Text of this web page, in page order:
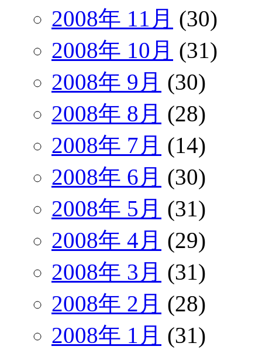
2008年 11月 (30)
2008年 10月 (31)
2008年 9月 (30)
2008年 8月 (28)
2008年 7月 (14)
2008年 6月 (30)
2008年 5月 (31)
2008年 4月 (29)
2008年 3月 (31)
2008年 2月 (28)
2008年 1月 (31)